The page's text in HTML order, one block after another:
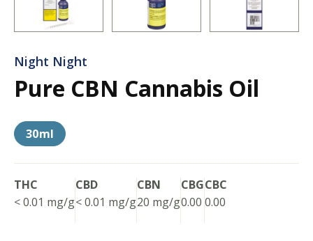
Night Night
Pure CBN Cannabis Oil
30ml
THC
< 0.01 mg/g
CBD
< 0.01 mg/g
CBN
20 mg/g
CBG
0.00
CBC
0.00